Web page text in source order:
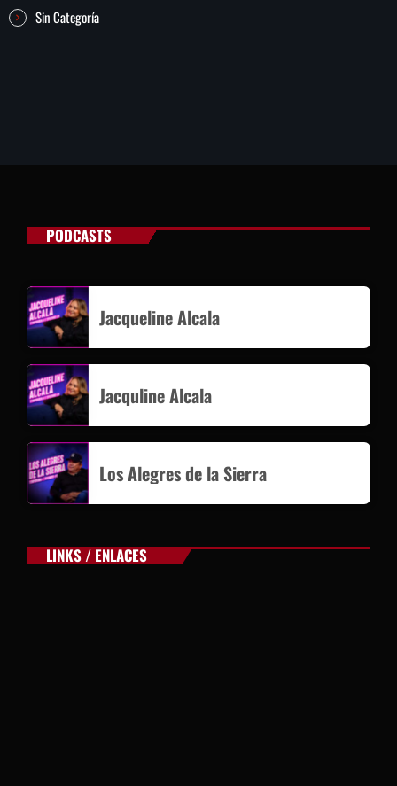
Sin Categoría
PODCASTS
Jacqueline Alcala
Jacquline Alcala
Los Alegres de la Sierra
LINKS / ENLACES